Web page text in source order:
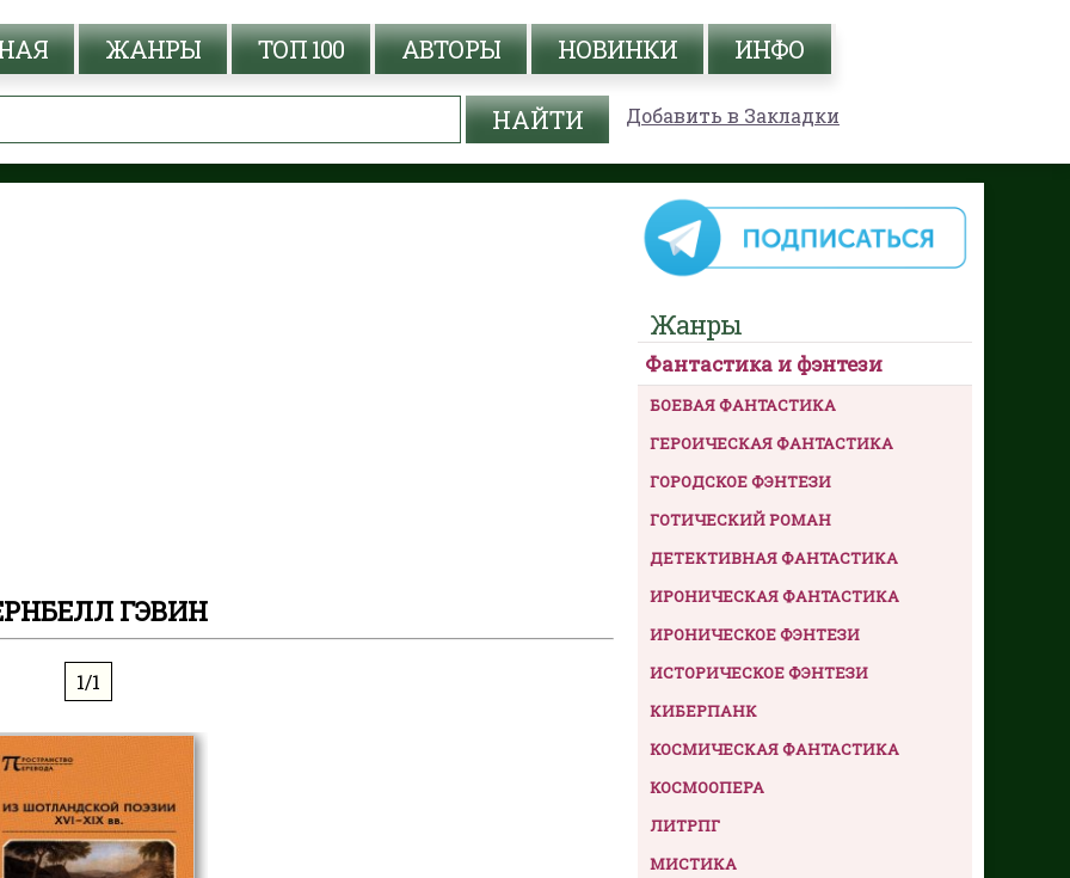
ЖАНРЫ ТОП 100 АВТОРЫ НОВИНКИ ИНФО
Добавить в Закладки
ГЭВИН
1/1
Жанры
Фантастика и фэнтези
БОЕВАЯ ФАНТАСТИКА
ГЕРОИЧЕСКАЯ ФАНТАСТИКА
ГОРОДСКОЕ ФЭНТЕЗИ
ГОТИЧЕСКИЙ РОМАН
ДЕТЕКТИВНАЯ ФАНТАСТИКА
ИРОНИЧЕСКАЯ ФАНТАСТИКА
ИРОНИЧЕСКОЕ ФЭНТЕЗИ
ИСТОРИЧЕСКОЕ ФЭНТЕЗИ
КИБЕРПАНК
КОСМИЧЕСКАЯ ФАНТАСТИКА
КОСМООПЕРА
ЛИТРПГ
МИСТИКА